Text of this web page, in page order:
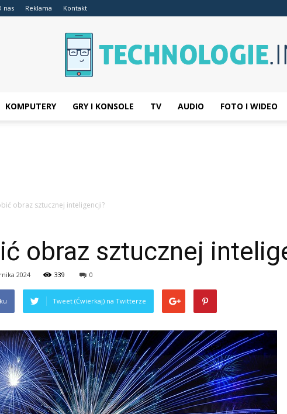
nas Reklama Kontakt
KOMPUTERY GRY I KONSOLE TV AUDIO FOTO I WIDEO
obraz sztucznej inteligencji?
obraz sztucznej
2024 339 0
Tweet (Ćwierkaj) na Twitterze